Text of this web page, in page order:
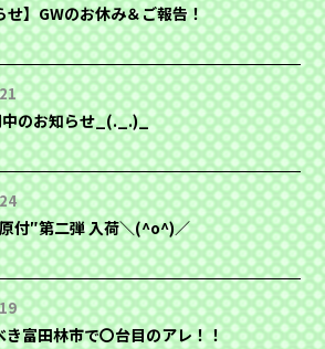
せ】GWのお休み＆ご報告！
中のお知らせ_(._.)_
付″第二弾 入荷＼(^o^)／
き富田林市で〇台目のアレ！！